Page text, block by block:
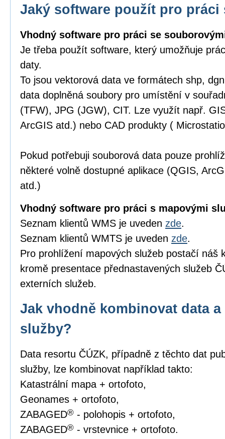
Jaký software použít pro práci
Vhodný software pro práci se
Je třeba použít software, který umožňuje
daty.
To jsou vektorová data ve formátech shp,
data doplněná soubory pro umístění v
(TFW), JPG (JGW), CIT. Lze využít např.
ArcGIS atd.) nebo CAD produkty (
Pokud potřebuji souborová data pouze
některé volně dostupné aplikace (QGIS,
atd.)
Vhodný software pro práci s mapovými
Seznam klientů WMS je uveden zde.
Seznam klientů WMTS je uveden zde.
Pro prohlížení mapových služeb postačí náš
kromě presentace přednastavených služeb
externích služeb.
Jak vhodně kombinovat data
služby?
Data resortu ČÚZK, případně z těchto dat
služby, lze kombinovat například takto:
Katastrální mapa + ortofoto,
Geonames + ortofoto,
ZABAGED® - polohopis + ortofoto,
ZABAGED® - vrstevnice + ortofoto.